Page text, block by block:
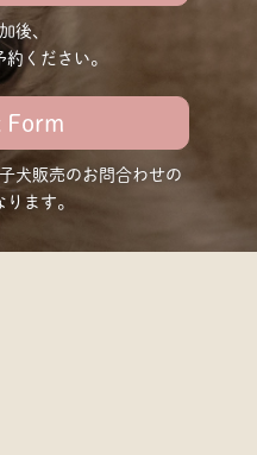
後、
ください。
Form
犬販売の お問合わせの
ます。